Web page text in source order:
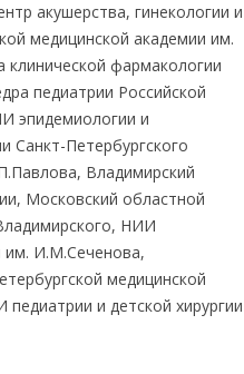
акушерства, гинекологии и
медицинской академии им.
фармакологии
педиатрии Российской
эпидемиологии и
Петербургского
Владимирский
Московский областной
НИИ
им. И.М.Сеченова,
медицинской
и детской хирургии